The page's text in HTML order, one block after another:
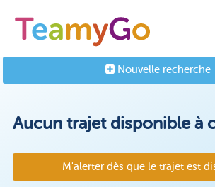
Nouvelle recherche
Aucun trajet disponible à
M'alerter dès que le trajet est